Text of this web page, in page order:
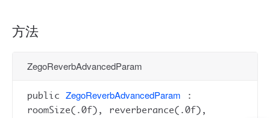
方法
ZegoReverbAdvancedParam
public ZegoReverbAdvancedParam :
roomSize(.0f), reverberance(.0f),